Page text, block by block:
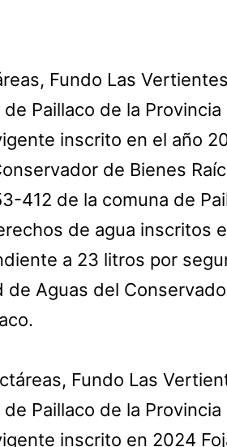
Fundo Las
Paillaco de la Provincia
inscrito en el año
de Bienes
412 de la comuna de
de agua inscritos
a 23 litros por
de Aguas del
Fundo Las
Paillaco de la Provincia
inscrito en 2024